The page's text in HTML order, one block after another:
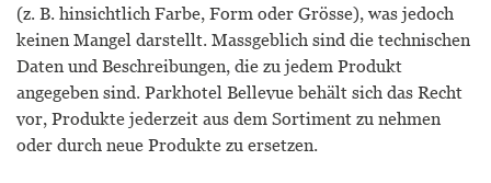
(z. B. hinsichtlich Farbe, Form oder Grösse), was jedoch
keinen Mangel darstellt. Massgeblich sind die technischen
Daten und Beschreibungen, die zu jedem Produkt
angegeben sind. Parkhotel Bellevue behält sich das Recht
vor, Produkte jederzeit aus dem Sortiment zu nehmen
oder durch neue Produkte zu ersetzen.